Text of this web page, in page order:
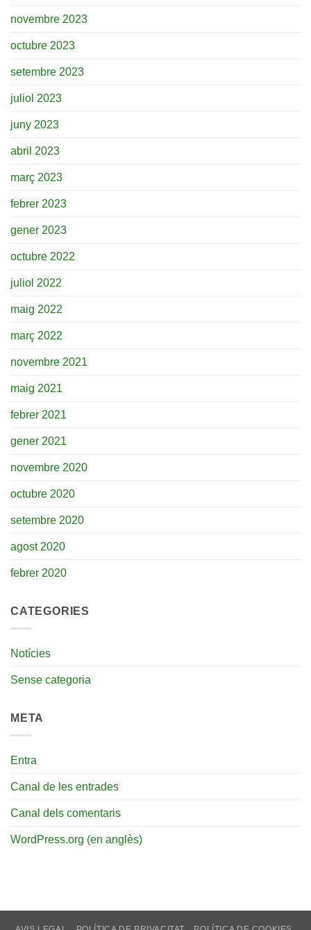
novembre 2023
octubre 2023
setembre 2023
juliol 2023
juny 2023
abril 2023
març 2023
febrer 2023
gener 2023
octubre 2022
juliol 2022
maig 2022
març 2022
novembre 2021
maig 2021
febrer 2021
gener 2021
novembre 2020
octubre 2020
setembre 2020
agost 2020
febrer 2020
CATEGORIES
Notícies
Sense categoria
META
Entra
Canal de les entrades
Canal dels comentaris
WordPress.org (en anglès)